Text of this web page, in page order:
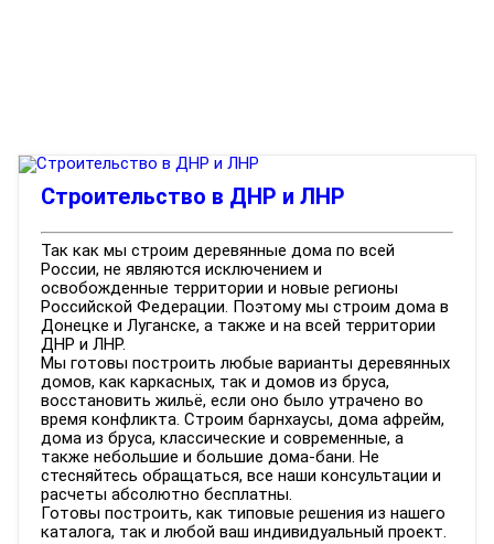
Строительство в ДНР и ЛНР
Так как мы строим деревянные дома по всей
России, не являются исключением и
освобожденные территории и новые регионы
Российской Федерации. Поэтому мы строим дома в
Донецке и Луганске, а также и на всей территории
ДНР и ЛНР.
Мы готовы построить любые варианты деревянных
домов, как каркасных, так и домов из бруса,
восстановить жильё, если оно было утрачено во
время конфликта. Строим барнхаусы, дома афрейм,
дома из бруса, классические и современные, а
также небольшие и большие дома-бани. Не
стесняйтесь обращаться, все наши консультации и
расчеты абсолютно бесплатны.
Готовы построить, как типовые решения из нашего
каталога, так и любой ваш индивидуальный проект.